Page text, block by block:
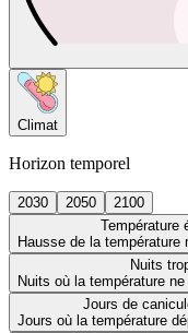
Climat
Horizon temporel
2030 2050
2100
Température
Hausse de la température
Nuits
Nuits où la température
Jours de
Jours où la température